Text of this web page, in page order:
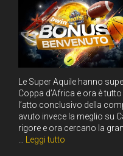
Le Super Aquile hanno
Coppa d’Africa e ora è
l’atto conclusivo della
avuto invece la meglio su
rigore e ora cercano la
Leggi tutto